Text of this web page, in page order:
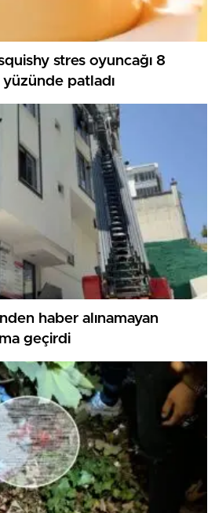
stres oyuncağı 8
patladı
haber alınamayan
geçirdi